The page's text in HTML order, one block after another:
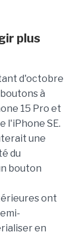
plus
d'octobre
à
15 Pro et
l'iPhone SE.
une
du
bouton
ont
en